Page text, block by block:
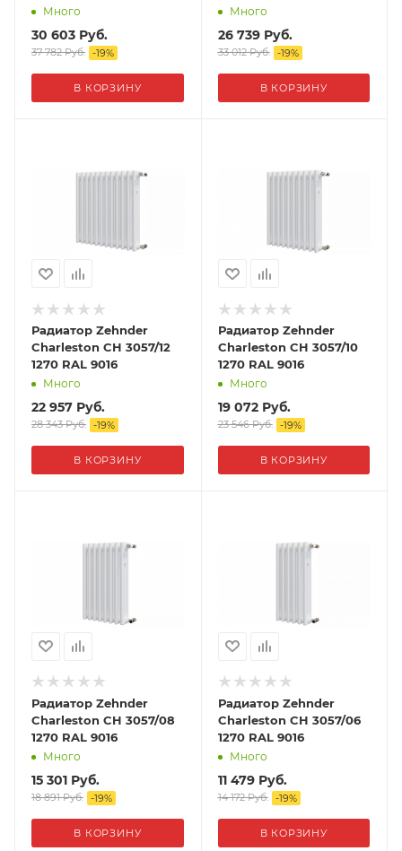
Много
30 603 Руб.
37 782Руб. -19%
В КОРЗИНУ
Много
26 739Руб.
33 012Руб. -19%
В КОРЗИНУ
Радиатор Zehnder
Charleston CH 3057/12
1270 RAL 9016
Много
22 957 Руб.
28 343Руб. -19%
В КОРЗИНУ
Радиатор Zehnder
Charleston CH 3057/10
1270 RAL 9016
Много
19 072Руб.
23 546Руб. -19%
В КОРЗИНУ
Радиатор Zehnder
Charleston CH 3057/08
1270 RAL 9016
Много
15 301 Руб.
18 891Руб. -19%
В КОРЗИНУ
Радиатор Zehnder
Charleston CH 3057/06
1270 RAL 9016
Много
11 479Руб.
14 172Руб. -19%
В КОРЗИНУ